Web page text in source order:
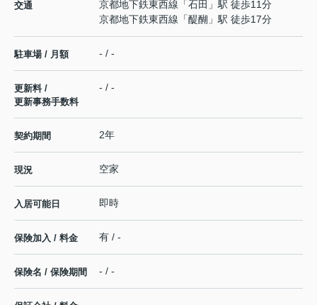
交通 京都地下鉄東西線 「石田 」駅 徒歩11分
京都地下鉄東西線 「醍醐 」駅 徒歩17分
駐車場 / 月額 - / -
更新料 /
更新事務手数料
- / -
契約期間 2年
現況 空家
入居可能日 即時
保険加入 / 料金 有 / -
保険名 / 保険期間 - / -